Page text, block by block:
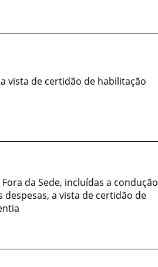
vista de certidão de habilitação
da Sede, incluídas a condução
a vista de certidão de